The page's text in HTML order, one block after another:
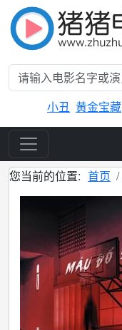
小丑 黄金宝藏
您当前的位置: 首页